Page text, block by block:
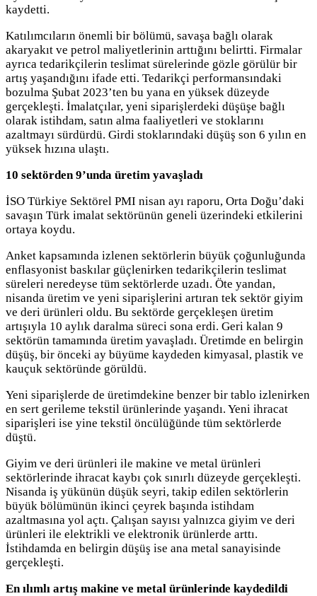
kaydetti.
Katılımcıların önemli bir bölümü, savaşa bağlı olarak
akaryakıt ve petrol maliyetlerinin arttığını belirtti. Firmalar
ayrıca tedarikçilerin teslimat sürelerinde gözle görülür bir
artış yaşandığını ifade etti. Tedarikçi performansındaki
bozulma Şubat 2023’ten bu yana en yüksek düzeyde
gerçekleşti. İmalatçılar, yeni siparişlerdeki düşüşe bağlı
olarak istihdam, satın alma faaliyetleri ve stoklarını
azaltmayı sürdürdü. Girdi stoklarındaki düşüş son 6 yılın en
yüksek hızına ulaştı.
10 sektörden 9’unda üretim yavaşladı
İSO Türkiye Sektörel PMI nisan ayı raporu, Orta Doğu’daki
savaşın Türk imalat sektörünün geneli üzerindeki etkilerini
ortaya koydu.
Anket kapsamında izlenen sektörlerin büyük çoğunluğunda
enflasyonist baskılar güçlenirken tedarikçilerin teslimat
süreleri neredeyse tüm sektörlerde uzadı. Öte yandan,
nisanda üretim ve yeni siparişlerini artıran tek sektör giyim
ve deri ürünleri oldu. Bu sektörde gerçekleşen üretim
artışıyla 10 aylık daralma süreci sona erdi. Geri kalan 9
sektörün tamamında üretim yavaşladı. Üretimde en belirgin
düşüş, bir önceki ay büyüme kaydeden kimyasal, plastik ve
kauçuk sektöründe görüldü.
Yeni siparişlerde de üretimdekine benzer bir tablo izlenirken
en sert gerileme tekstil ürünlerinde yaşandı. Yeni ihracat
siparişleri ise yine tekstil öncülüğünde tüm sektörlerde
düştü.
Giyim ve deri ürünleri ile makine ve metal ürünleri
sektörlerinde ihracat kaybı çok sınırlı düzeyde gerçekleşti.
Nisanda iş yükünün düşük seyri, takip edilen sektörlerin
büyük bölümünün ikinci çeyrek başında istihdam
azaltmasına yol açtı. Çalışan sayısı yalnızca giyim ve deri
ürünleri ile elektrikli ve elektronik ürünlerde arttı.
İstihdamda en belirgin düşüş ise ana metal sanayisinde
gerçekleşti.
En ılımlı artış makine ve metal ürünlerinde kaydedildi